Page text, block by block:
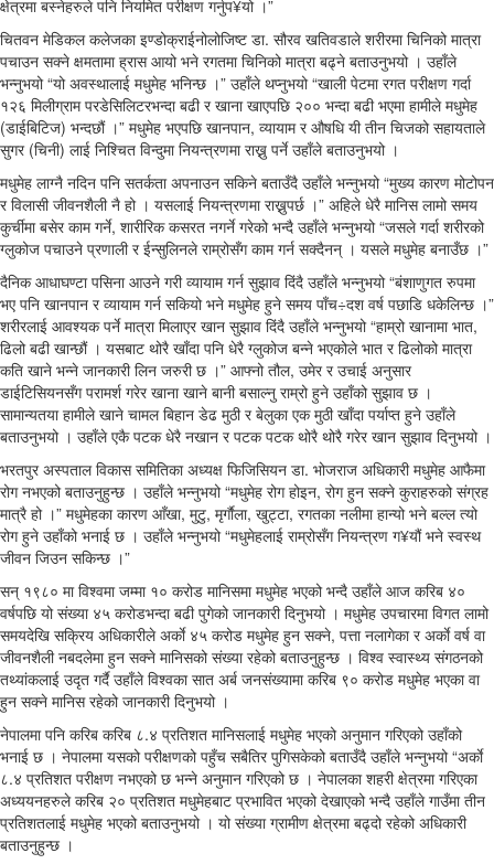
क्षेत्रमा बस्नेहरुले पनि नियमित परीक्षण गर्नुप¥यो ।”
चितवन मेडिकल कलेजका इण्डोक्राईनोलोजिष्ट डा. सौरव खतिवडाले शरीरमा चिनिको मात्रा
पचाउन सक्ने क्षमतामा ह्रास आयो भने रगतमा चिनिको मात्रा बढ्ने बताउनुभयो । उहाँले
भन्नुभयो “यो अवस्थालाई मधुमेह भनिन्छ ।” उहाँले थप्नुभयो “खाली पेटमा रगत परीक्षण गर्दा
१२६ मिलीग्राम परडेसिलिटरभन्दा बढी र खाना खाएपछि २०० भन्दा बढी भएमा हामीले मधुमेह
(डाईबिटिज) भन्दछौं ।” मधुमेह भएपछि खानपान, व्यायाम र औषधि यी तीन चिजको सहायताले
सुगर (चिनी) लाई निश्चित विन्दुमा नियन्त्रणमा राख्नु पर्ने उहाँले बताउनुभयो ।
मधुमेह लाग्नै नदिन पनि सतर्कता अपनाउन सकिने बताउँदै उहाँले भन्नुभयो “मुख्य कारण मोटोपन
र विलासी जीवनशैली नै हो । यसलाई नियन्त्रणमा राख्नुपर्छ ।” अहिले धेरै मानिस लामो समय
कुर्चीमा बसेर काम गर्ने, शारीरिक कसरत नगर्ने गरेको भन्दै उहाँले भन्नुभयो “जसले गर्दा शरीरको
ग्लुकोज पचाउने प्रणाली र ईन्सुलिनले राम्रोसँग काम गर्न सक्दैनन् । यसले मधुमेह बनाउँछ ।”
दैनिक आधाघण्टा पसिना आउने गरी व्यायाम गर्न सुझाव दिंदै उहाँले भन्नुभयो “बंशाणुगत रुपमा
भए पनि खानपान र व्यायाम गर्न सकियो भने मधुमेह हुने समय पाँच÷दश वर्ष पछाडि धकेलिन्छ ।”
शरीरलाई आवश्यक पर्ने मात्रा मिलाएर खान सुझाव दिंदै उहाँले भन्नुभयो “हाम्रो खानामा भात,
ढिलो बढी खान्छौं । यसबाट थोरै खाँदा पनि धेरै ग्लुकोज बन्ने भएकोले भात र ढिलोको मात्रा
कति खाने भन्ने जानकारी लिन जरुरी छ ।” आफ्नो तौल, उमेर र उचाई अनुसार
डाईटिसियनसँग परामर्श गरेर खाना खाने बानी बसाल्नु राम्रो हुने उहाँको सुझाव छ ।
सामान्यतया हामीले खाने चामल बिहान डेढ मुठी र बेलुका एक मुठी खाँदा पर्याप्त हुने उहाँले
बताउनुभयो । उहाँले एकै पटक धेरै नखान र पटक पटक थोरै थोरै गरेर खान सुझाव दिनुभयो ।
भरतपुर अस्पताल विकास समितिका अध्यक्ष फिजिसियन डा. भोजराज अधिकारी मधुमेह आफैमा
रोग नभएको बताउनुहुन्छ । उहाँले भन्नुभयो “मधुमेह रोग होइन, रोग हुन सक्ने कुराहरुको संग्रह
मात्रै हो ।” मधुमेहका कारण आँखा, मुटु, मृर्गाैला, खुट्टा, रगतका नलीमा हान्यो भने बल्ल त्यो
रोग हुने उहाँको भनाई छ । उहाँले भन्नुभयो “मधुमेहलाई राम्रोसँग नियन्त्रण ग¥यौं भने स्वस्थ
जीवन जिउन सकिन्छ ।”
सन् १९८० मा विश्वमा जम्मा १० करोड मानिसमा मधुमेह भएको भन्दै उहाँले आज करिब ४०
वर्षपछि यो संख्या ४५ करोडभन्दा बढी पुगेको जानकारी दिनुभयो । मधुमेह उपचारमा विगत लामो
समयदेखि सक्रिय अधिकारीले अर्काे ४५ करोड मधुमेह हुन सक्ने, पत्ता नलागेका र अर्काे वर्ष वा
जीवनशैली नबदलेमा हुन सक्ने मानिसको संख्या रहेको बताउनुहुन्छ । विश्व स्वास्थ्य संगठनको
तथ्यांकलाई उदृत गर्दै उहाँले विश्वका सात अर्ब जनसंख्यामा करिब ९० करोड मधुमेह भएका वा
हुन सक्ने मानिस रहेको जानकारी दिनुभयो ।
नेपालमा पनि करिब करिब ८.४ प्रतिशत मानिसलाई मधुमेह भएको अनुमान गरिएको उहाँको
भनाई छ । नेपालमा यसको परीक्षणको पहुँच सबैतिर पुगिसकेको बताउँदै उहाँले भन्नुभयो “अर्काे
८.४ प्रतिशत परीक्षण नभएको छ भन्ने अनुमान गरिएको छ । नेपालका शहरी क्षेत्रमा गरिएका
अध्ययनहरुले करिब २० प्रतिशत मधुमेहबाट प्रभावित भएको देखाएको भन्दै उहाँले गाउँमा तीन
प्रतिशतलाई मधुमेह भएको बताउनुभयो । यो संख्या ग्रामीण क्षेत्रमा बढ्दो रहेको अधिकारी
बताउनुहुन्छ ।